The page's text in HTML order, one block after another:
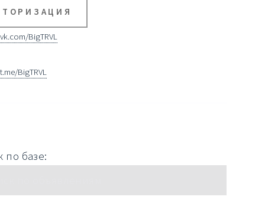
vk.com/BigTRVL
t.me/BigTRVL
по базе: